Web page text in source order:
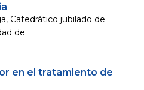
Catedrático jubilado de
de
en el tratamiento de